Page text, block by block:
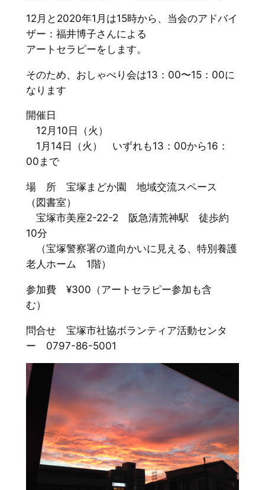
12月と2020年1月は15時から、当会のアドバイ
ザー：福井博子さんによる
アートセラピーをします。
そのため、おしゃべり会は13：00〜15：00に
なります
開催日
12月10日（火）
1月14日（火） いずれも13：00から16：
00まで
場 所 宝塚まどか園 地域交流スペース
（図書室）
宝塚市美座2-22-2 阪急清荒神駅 徒歩約
10分
（宝塚警察署の道向かいに見える、特別養護
老人ホーム 1階）
参加費 ¥300（アートセラピー参加も含
む）
問合せ 宝塚市社協ボランティア活動センタ
ー 0797-86-5001